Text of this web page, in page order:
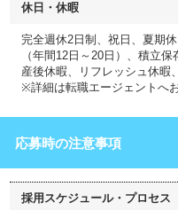
休日・休暇
完全週休2日制、祝日、夏期
（年間12日～20日）、積立
産後休暇、リフレッシュ休暇
※詳細は転職エージェントへ
応募時の注意事項
採用スケジュール・プロセス